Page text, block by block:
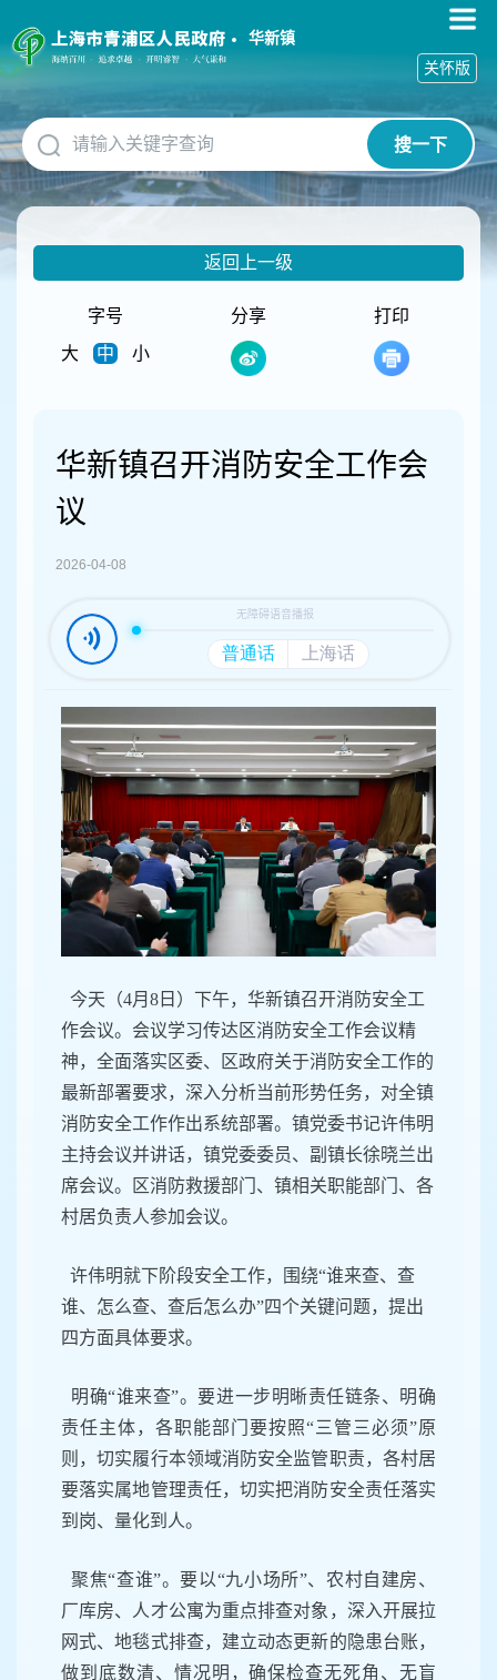
障
碍
作
说
明
跳
到
网
华新镇
搜一下
关怀版
返回上一级
字号
大
中 小
分享 打印
华新镇召开消防安全工作会
议
2026-04-08
今天（4月8日）下午，华新镇召开消防安全工
作会议。会议学习传达区消防安全工作会议精
神，全面落实区委、区政府关于消防安全工作的
最新部署要求，深入分析当前形势任务，对全镇
消防安全工作作出系统部署。镇党委书记许伟明
主持会议并讲话，镇党委委员、副镇长徐晓兰出
席会议。区消防救援部门、镇相关职能部门、各
村居负责人参加会议。
许伟明就下阶段安全工作，围绕“谁来查、查
谁、怎么查、查后怎么办”四个关键问题，提出
四方面具体要求。
明确“谁来查”。要进一步明晰责任链条、明确
责任主体，各职能部门要按照“三管三必须”原
则，切实履行本领域消防安全监管职责，各村居
要落实属地管理责任，切实把消防安全责任落实
到岗、量化到人。
聚焦“查谁”。要以“九小场所”、农村自建房、
厂库房、人才公寓为重点排查对象，深入开展拉
网式、地毯式排查，建立动态更新的隐患台账，
做到底数清、情况明，确保检查无死角、无盲